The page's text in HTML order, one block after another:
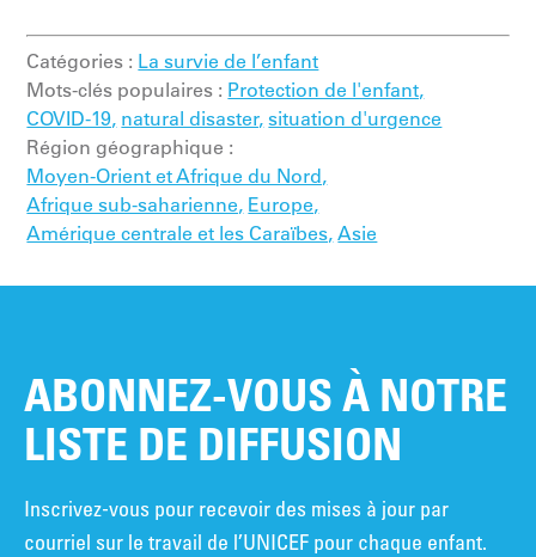
Catégories : La survie de l’enfant
Mots-clés populaires : Protection de l'enfant,
COVID-19, natural disaster, situation d'urgence
Région géographique :
Moyen-Orient et Afrique du Nord,
Afrique sub-saharienne, Europe,
Amérique centrale et les Caraïbes, Asie
ABONNEZ-VOUS À NOTRE
LISTE DE DIFFUSION
Inscrivez-vous pour recevoir des mises à jour par
courriel sur le travail de l’UNICEF pour chaque enfant.